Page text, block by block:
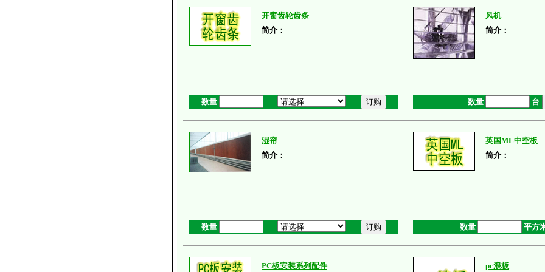
开窗齿轮齿条
简介：
数量
风机
简介：
数量 台
湿帘
简介：
数量
英国ML中空板
简介：
数量 平方
PC板安装系列配件 pc浪板